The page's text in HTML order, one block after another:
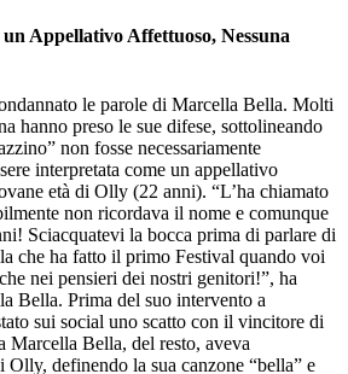
Appellativo Affettuoso, Nessuna
le parole di Marcella Bella. Molti
hanno preso le sue difese, sottolineando
non fosse necessariamente
interpretata come un appellativo
età di Olly (22 anni). “L’ha chiamato
non ricordava il nome e comunque
Sciacquatevi la bocca prima di parlare di
che ha fatto il primo Festival quando voi
nei pensieri dei nostri genitori!”, ha
Bella. Prima del suo intervento a
sui social uno scatto con il vincitore di
Marcella Bella, del resto, aveva
definendo la sua canzone “bella” e